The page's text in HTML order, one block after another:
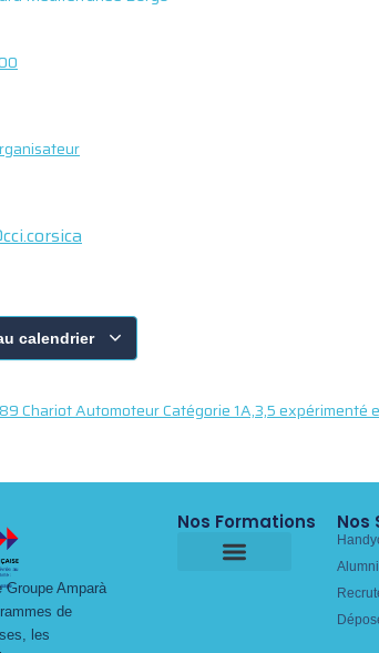
calendrier
Chariot Automoteur Catégorie 1A,3,5 expérimenté
Amparà
de
les
Nos Formations Nos
Alumni